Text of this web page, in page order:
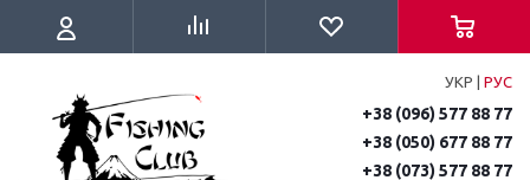
УКР РУС
+38 (096) 577 88 77
+38 (050) 677 88 77
+38 (073) 577 88 77